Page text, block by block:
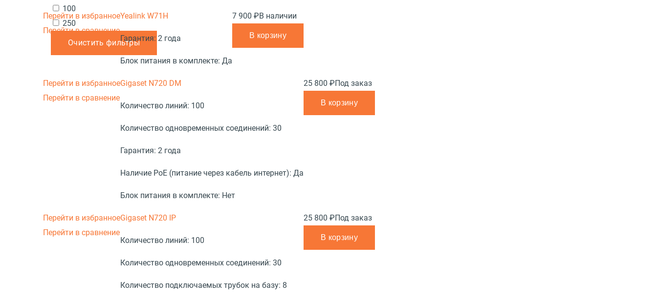
100
250
Очистить фильтры
Перейти в избранное
Перейти в сравнение
Yealink W71H
Гарантия: 2 года
Блок питания в комплекте: Да
7 900 ₽В наличии
В корзину
Перейти в избранное
Перейти в сравнение
Gigaset N720 DM
Количество линий: 100
Количество одновременных соединений: 30
Гарантия: 2 года
Наличие PoE (питание через кабель интернет): Да
Блок питания в комплекте: Нет
25 800 ₽Под заказ
В корзину
Перейти в избранное
Перейти в сравнение
Gigaset N720 IP
Количество линий: 100
Количество одновременных соединений: 30
Количество подключаемых трубок на базу: 8
25 800 ₽Под заказ
В корзину